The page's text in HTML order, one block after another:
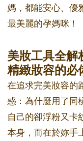
媽，都能安心、優
最美麗的孕媽咪！
美妝工具全解
精緻妝容的必
在追求完美妝容的
惑：為什麼用了同
自己的卻浮粉又卡
本身，而在於妳手